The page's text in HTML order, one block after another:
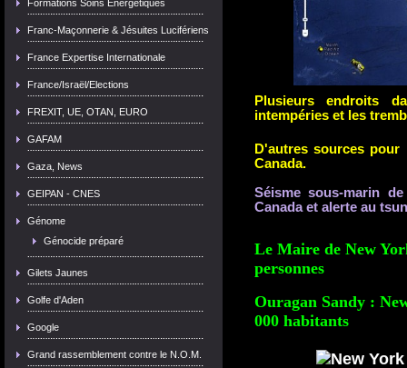
Formations Soins Energétiques
Franc-Maçonnerie & Jésuites Lucifériens
France Expertise Internationale
France/Israël/Elections
FREXIT, UE, OTAN, EURO
GAFAM
Gaza, News
GEIPAN - CNES
Génome
Génocide préparé
Gilets Jaunes
Golfe d'Aden
Google
Grand rassemblement contre le N.O.M.
Plusieurs endroits
intempéries et les
D'autres sources
Canada.
Séisme sous-marin
Canada et alerte au
Le Maire de New
personnes
Ouragan Sandy :
000 habitants